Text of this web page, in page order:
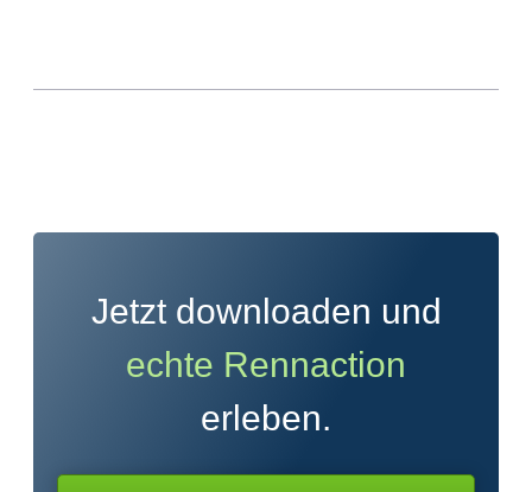
Jetzt downloaden und
echte Rennaction
erleben.